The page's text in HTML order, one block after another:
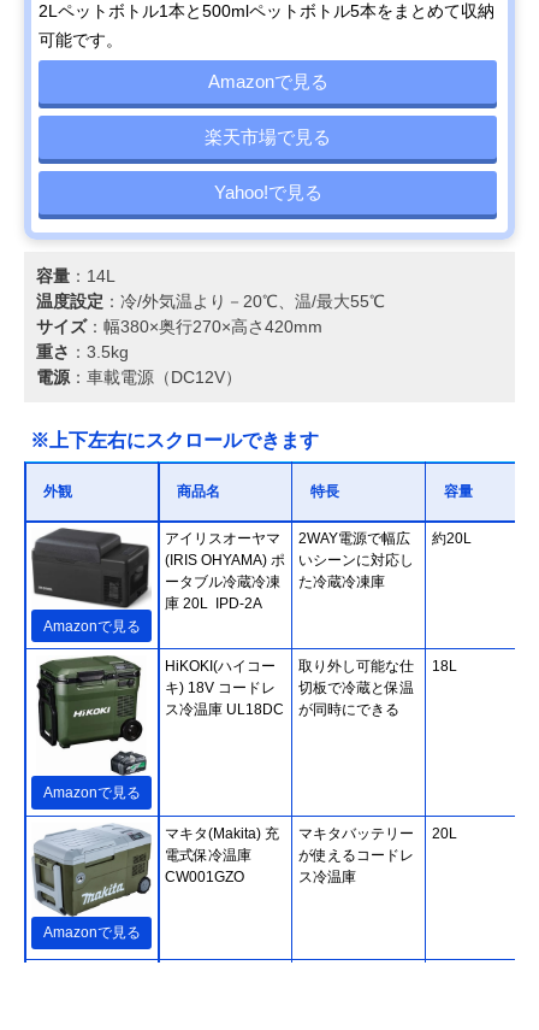
2Lペットボトル1本と500mlペットボトル5本をまとめて収納
可能です。
Amazonで見る
楽天市場で見る
Yahoo!で見る
容量 ：14L
温度設定 ：冷/外気温より－20℃、温/最大55℃
サイズ：幅380×奥行270×高さ420mm
重さ ：3.5kg
電源：車載電源（DC12V）
※上下左右にスクロールできます
外観 商品名 特長 容量
Amazonで見る
アイリスオーヤマ
(IRIS OHYAMA) ポ
ータブル冷蔵冷凍
庫 20L IPD-2A
2WAY電源で幅広
いシーンに対応し
た冷蔵冷凍庫
約20L
Amazonで見る
HiKOKI(ハイコー
キ) 18V コードレ
ス冷温庫 UL18DC
取り外し可能な仕
切板で冷蔵と保温
が同時にできる
18L
Amazonで見る
マキタ(Makita) 充
電式保冷温庫
CW001GZO
マキタバッテリー
が使えるコードレ
ス冷温庫
20L